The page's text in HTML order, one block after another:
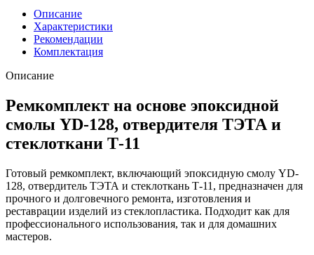
Описание
Характеристики
Рекомендации
Комплектация
Описание
Ремкомплект на основе эпоксидной
смолы YD-128, отвердителя ТЭТА и
стеклоткани Т-11
Готовый ремкомплект, включающий эпоксидную смолу YD-
128, отвердитель ТЭТА и стеклоткань Т-11, предназначен для
прочного и долговечного ремонта, изготовления и
реставрации изделий из стеклопластика. Подходит как для
профессионального использования, так и для домашних
мастеров.